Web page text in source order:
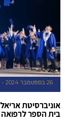
26 בספטמבר 2024
אוניברסיטת
בית הספר לרפואה